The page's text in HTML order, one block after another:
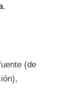
.
(de